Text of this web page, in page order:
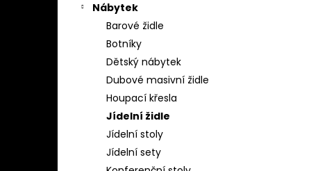
Nábytek
Barové židle
Botníky
Dětský nábytek
Dubové masivní židle
Houpací křesla
Jídelní židle
Jídelní stoly
Jídelní sety
STOJAN NA ŠATY - ŠTENDR - VĚŠÁK NA